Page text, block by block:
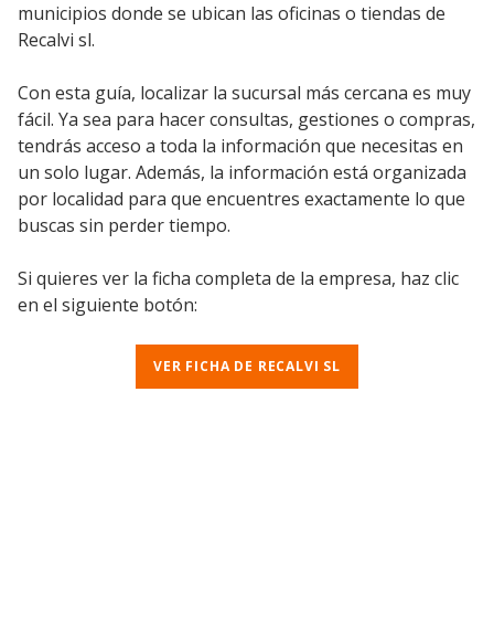
municipios donde se ubican las oficinas o tiendas de
Recalvi sl.
Con esta guía, localizar la sucursal más cercana es muy
fácil. Ya sea para hacer consultas, gestiones o compras,
tendrás acceso a toda la información que necesitas en
un solo lugar. Además, la información está organizada
por localidad para que encuentres exactamente lo que
buscas sin perder tiempo.
Si quieres ver la ficha completa de la empresa, haz clic
en el siguiente botón:
VER FICHA DE RECALVI SL